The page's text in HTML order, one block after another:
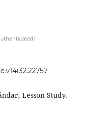
Lesson Study.